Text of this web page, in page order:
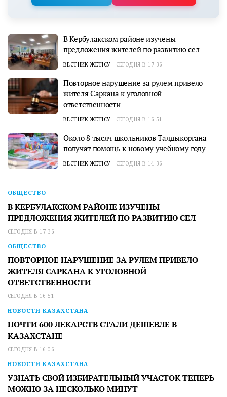
В Кербулакском районе изучены
предложения жителей по развитию сел
ВЕСТНИК ЖЕТІСУ СЕГОДНЯ В 17:36
Повторное нарушение за рулем привело
жителя Саркана к уголовной
ответственности
ВЕСТНИК ЖЕТІСУ СЕГОДНЯ В 16:51
Около 8 тысяч школьников Талдыкоргана
получат помощь к новому учебному году
ВЕСТНИК ЖЕТІСУ СЕГОДНЯ В 14:36
ОБЩЕСТВО
В КЕРБУЛАКСКОМ РАЙОНЕ ИЗУЧЕНЫ
ПРЕДЛОЖЕНИЯ ЖИТЕЛЕЙ ПО РАЗВИТИЮ СЕЛ
СЕГОДНЯ В 17:36
ОБЩЕСТВО
ПОВТОРНОЕ НАРУШЕНИЕ ЗА РУЛЕМ ПРИВЕЛО
ЖИТЕЛЯ САРКАНА К УГОЛОВНОЙ
ОТВЕТСТВЕННОСТИ
СЕГОДНЯ В 16:51
НОВОСТИ КАЗАХСТАНА
ПОЧТИ 600 ЛЕКАРСТВ СТАЛИ ДЕШЕВЛЕ В
КАЗАХСТАНЕ
СЕГОДНЯ В 16:06
НОВОСТИ КАЗАХСТАНА
УЗНАТЬ СВОЙ ИЗБИРАТЕЛЬНЫЙ УЧАСТОК ТЕПЕРЬ
МОЖНО ЗА НЕСКОЛЬКО МИНУТ